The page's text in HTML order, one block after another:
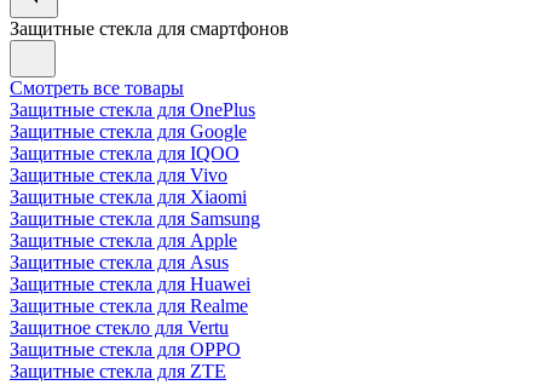
Защитные стекла для смартфонов
Смотреть все товары
Защитные стекла для OnePlus
Защитные стекла для Google
Защитные стекла для IQOO
Защитные стекла для Vivo
Защитные стекла для Xiaomi
Защитные стекла для Samsung
Защитные стекла для Apple
Защитные стекла для Asus
Защитные стекла для Huawei
Защитные стекла для Realme
Защитное стекло для Vertu
Защитные стекла для OPPO
Защитные стекла для ZTE